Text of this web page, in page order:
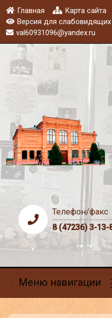
Главная Карта сайта
Версия для слабовидящих
val60931096@yandex.ru
Телефон/факс
8 (47236) 3-13-
Меню навигации